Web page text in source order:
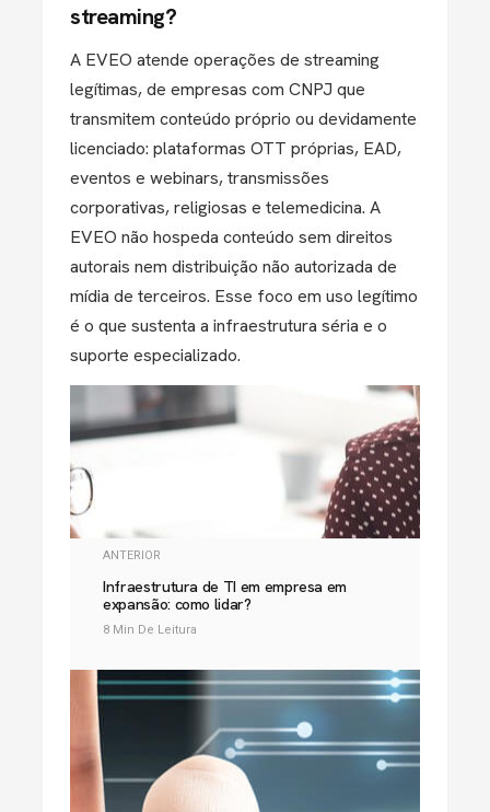
streaming?
A EVEO atende operações de streaming
legítimas, de empresas com CNPJ que
transmitem conteúdo próprio ou devidamente
licenciado: plataformas OTT próprias, EAD,
eventos e webinars, transmissões
corporativas, religiosas e telemedicina. A
EVEO não hospeda conteúdo sem direitos
autorais nem distribuição não autorizada de
mídia de terceiros. Esse foco em uso legítimo
é o que sustenta a infraestrutura séria e o
suporte especializado.
ANTERIOR
Infraestrutura de TI em empresa em
expansão: como lidar?
8 Min De Leitura